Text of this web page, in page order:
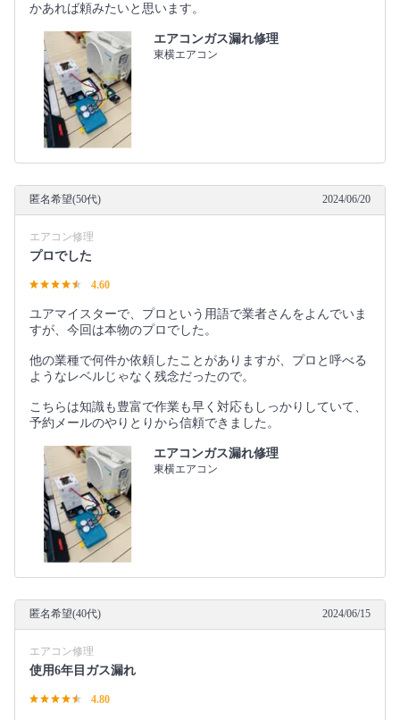
かあれば頼みたいと思います。
エアコンガス漏れ修理
東横エアコン
匿名希望(50代) 2024/06/20
エアコン修理
プロでした
4.60
ユアマイスターで、プロという用語で業者さんをよんでいま
すが、今回は本物のプロでした。
他の業種で何件か依頼したことがありますが、プロと呼べる
ようなレベルじゃなく残念だったので。
こちらは知識も豊富で作業も早く対応もしっかりしていて、
予約メールのやりとりから信頼できました。
エアコンガス漏れ修理
東横エアコン
匿名希望(40代) 2024/06/15
エアコン修理
使用6年目ガス漏れ
4.80